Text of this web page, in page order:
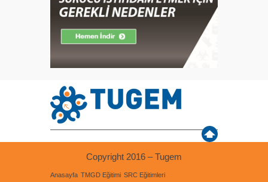
Copyright 2016 – Tugem
Anasayfa TMGD Eğitimi SRC Eğitimleri